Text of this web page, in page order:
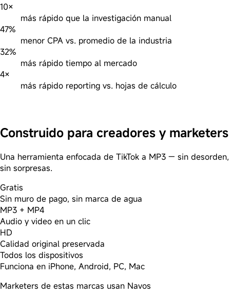
10×
más rápido que la investigación manual
47%
menor CPA vs. promedio de la industria
32%
más rápido tiempo al mercado
4×
más rápido reporting vs. hojas de cálculo
Construido para creadores y marketers
Una herramienta enfocada de TikTok a MP3 — sin desorden,
sin sorpresas.
Gratis
Sin muro de pago, sin marca de agua
MP3 + MP4
Audio y video en un clic
HD
Calidad original preservada
Todos los dispositivos
Funciona en iPhone, Android, PC, Mac
Marketers de estas marcas usan Navos